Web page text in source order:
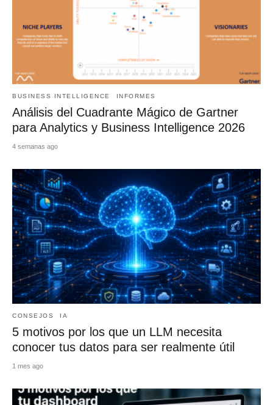
BUSINESS INTELLIGENCE INFORMES
Análisis del Cuadrante Mágico de Gartner
para Analytics y Business Intelligence 2026
4 semanas ago
CONSEJOS IA
5 motivos por los que un LLM necesita
conocer tus datos para ser realmente útil
1 mes ago